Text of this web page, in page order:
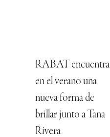
RABAT encuentra
en el verano una
nueva forma de
brillar junto a Tana
Rivera